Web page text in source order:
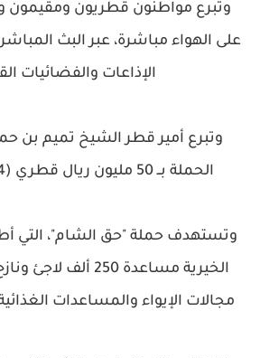
وتبرع مواطنون قطريون
على الهواء مباشرة، عبر البث
الإذاعات والفضائيات
وتبرع أمير قطر الشيخ تميم بن
الحملة بــ 50 مليون ريال قطري (14 مليون دولار).
وتستهدف حملة "حق الشام"، التي
الخيرية مساعدة 250
مجالات الإيواء والمساعدات